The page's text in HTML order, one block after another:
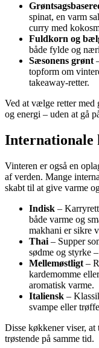
spinat, en varm
curry med
Fuldkorn og
både fylde og
Sæsonens grønt
topform om
takeaway-retter.
Ved at vælge retter med
og energi – uden at gå
Internationale
Vinteren er også en
af verden. Mange
skabt til at give varme
Indisk –
både varme og
makhani er sikre
Thai – Supper
sødme og styrke
Mellemøstligt –
kardemomme
aromatisk varme.
Italiensk –
svampe eller
Disse køkkener viser,
trøstende på samme tid.